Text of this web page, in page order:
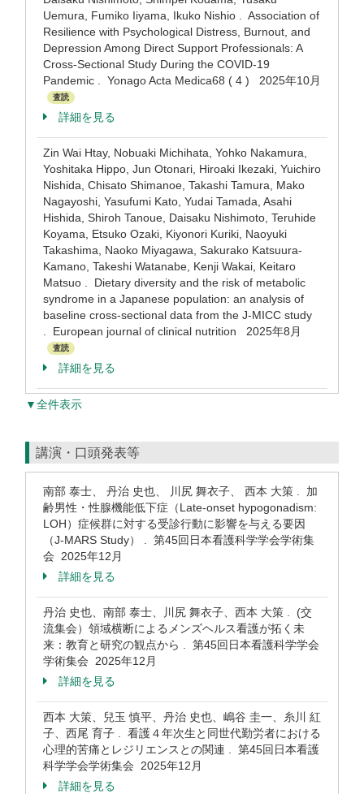
Uemura, Fumiko Iiyama, Ikuko Nishio . Association of
Resilience with Psychological Distress, Burnout, and
Depression Among Direct Support Professionals: A
Cross-Sectional Study During the COVID-19
Pandemic . Yonago Acta Medica68 ( 4 ) 2025年10月
査読
詳細を見る
Zin Wai Htay, Nobuaki Michihata, Yohko Nakamura,
Yoshitaka Hippo, Jun Otonari, Hiroaki Ikezaki, Yuichiro
Nishida, Chisato Shimanoe, Takashi Tamura, Mako
Nagayoshi, Yasufumi Kato, Yudai Tamada, Asahi
Hishida, Shiroh Tanoue, Daisaku Nishimoto, Teruhide
Koyama, Etsuko Ozaki, Kiyonori Kuriki, Naoyuki
Takashima, Naoko Miyagawa, Sakurako Katsuura-
Kamano, Takeshi Watanabe, Kenji Wakai, Keitaro
Matsuo . Dietary diversity and the risk of metabolic
syndrome in a Japanese population: an analysis of
baseline cross-sectional data from the J-MICC study
. European journal of clinical nutrition 2025年8月
査読
詳細を見る
▼全件表示
講演・口頭発表等
南部 泰士、 丹治 史也、 川尻 舞衣子、 西本 大策 . 加
齢男性・性腺機能低下症（Late-onset hypogonadism:
LOH）症候群に対する受診行動に影響を与える要因
（J-MARS Study） . 第45回日本看護科学学会学術集
会 2025年12月
詳細を見る
丹治 史也、南部 泰士、川尻 舞衣子、西本 大策 . (交
流集会）領域横断によるメンズヘルス看護が拓く未
来：教育と研究の観点から . 第45回日本看護科学学会
学術集会 2025年12月
詳細を見る
西本 大策、兒玉 慎平、丹治 史也、嶋谷 圭一、糸川 紅
子、西尾 育子 . 看護４年次生と同世代勤労者における
心理的苦痛とレジリエンスとの関連 . 第45回日本看護
科学学会学術集会 2025年12月
詳細を見る